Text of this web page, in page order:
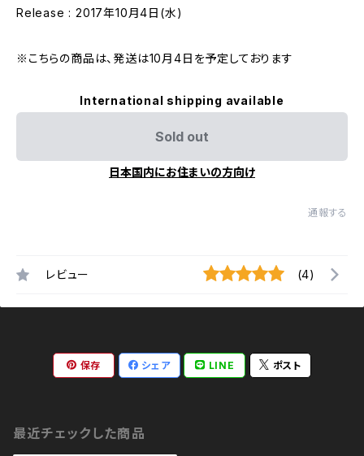
Release : 2017年10月4日(水)
※こちらの商品は、発送は10月4日を予定しております
International shipping available
Sold out
日本国内にお住まいの方向け
通報する
レビュー (4)
保存 シェア LINE ポスト
最近チェックした商品